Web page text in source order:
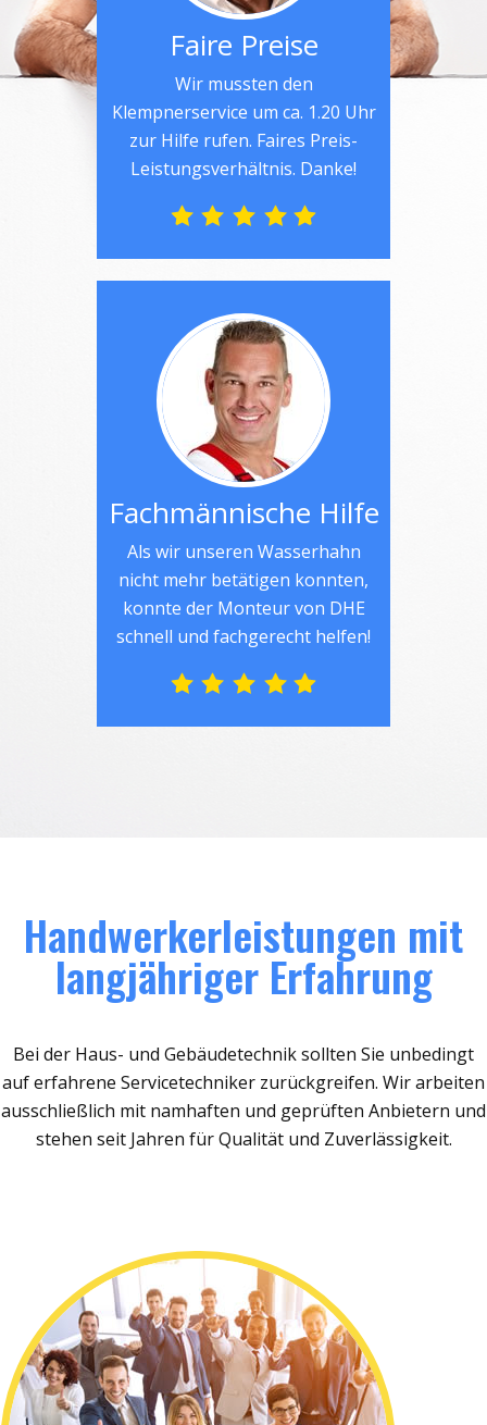
Faire Preise
Wir mussten den
Klempnerservice um ca. 1.20 Uhr
zur Hilfe rufen. Faires Preis-
Leistungsverhältnis. Danke!
Fachmännische Hilfe
Als wir unseren Wasserhahn
nicht mehr betätigen konnten,
konnte der Monteur von DHE
schnell und fachgerecht helfen!
Handwerkerleistungen mit
langjähriger Erfahrung
Bei der Haus- und Gebäudetechnik sollten Sie unbedingt
auf erfahrene Servicetechniker zurückgreifen. Wir arbeiten
ausschließlich mit namhaften und geprüften Anbietern und
stehen seit Jahren für Qualität und Zuverlässigkeit.